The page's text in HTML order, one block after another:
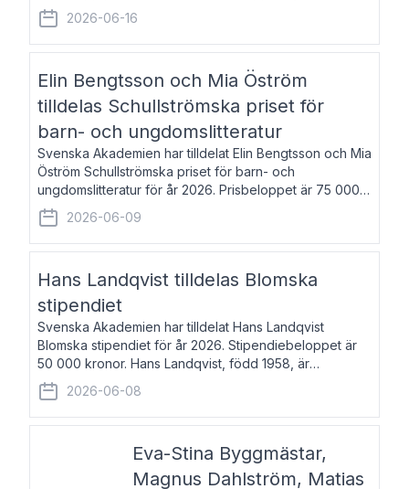
fri vistelse i Akademiens lägenhet i Berlin. Elisabeth
Åsbrink, född 1965 oc
2026-06-16
Elin Bengtsson och Mia Öström
tilldelas Schullströmska priset för
barn- och ungdomslitteratur
Svenska Akademien har tilldelat Elin Bengtsson och Mia
Öström Schullströmska priset för barn- och
ungdomslitteratur för år 2026. Prisbeloppet är 75 000
kronor vardera. Elin Bengtsson, född 1987, är författare
och forskare i genusvetenskap.
2026-06-09
Hans Landqvist tilldelas Blomska
stipendiet
Svenska Akademien har tilldelat Hans Landqvist
Blomska stipendiet för år 2026. Stipendiebeloppet är
50 000 kronor. Hans Landqvist, född 1958, är
professor i svenska vid Göteborgs universitet. Han
disputerade år 2000 på avhandlingen Författn
2026-06-08
Eva-Stina Byggmästar,
Magnus Dahlström, Matias